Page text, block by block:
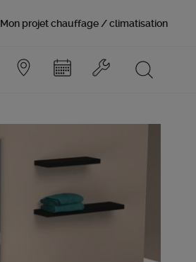
Mon projet chauffage / climatisation